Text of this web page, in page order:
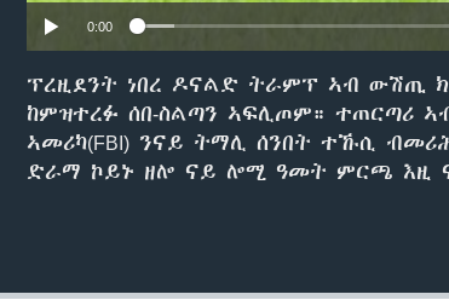
0:00
ፕረዚደንት ነበረ ዶናልድ ትራምፕ ኣብ ውሽጢ
ከምዝተረፉ ሰበ-ስልጣን ኣፍሊጦም። ተጠርጣሪ
ኣመሪካ(FBI) ንናይ ትማሊ ሰንበት ተኹሲ
ድራማ ኮይኑ ዘሎ ናይ ሎሚ ዓመት ምርጫ እዚ